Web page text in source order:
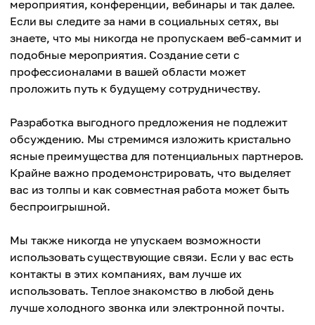
мероприятия, конференции, вебинары и так далее.
Если вы следите за нами в социальных сетях, вы
знаете, что мы никогда не пропускаем веб-саммит и
подобные мероприятия. Создание сети с
профессионалами в вашей области может
проложить путь к будущему сотрудничеству.
Разработка выгодного предложения не подлежит
обсуждению. Мы стремимся изложить кристально
ясные преимущества для потенциальных партнеров.
Крайне важно продемонстрировать, что выделяет
вас из толпы и как совместная работа может быть
беспроигрышной.
Мы также никогда не упускаем возможности
использовать существующие связи. Если у вас есть
контакты в этих компаниях, вам лучше их
использовать. Теплое знакомство в любой день
лучше холодного звонка или электронной почты.